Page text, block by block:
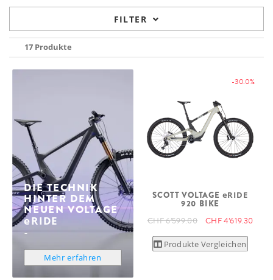
FILTER
17 Produkte
DIE TECHNIK
HINTER DEM
NEUEN VOLTAGE
eRIDE
Mehr erfahren
-30.0%
SCOTT VOLTAGE eRIDE
920 BIKE
CHF 6’599.00 CHF 4’619.30
Produkte Vergleichen